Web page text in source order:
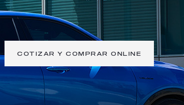
COTIZAR Y COMPRAR ONLINE